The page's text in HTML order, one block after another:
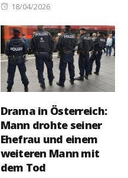
Posted
18/04/2026
Drama in Österreich:
Mann drohte seiner
Ehefrau und einem
weiteren Mann mit
dem Tod